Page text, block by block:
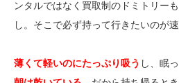
ンタルではなく買取制のドミトリー
し。そこで必ず持って行きたいのが速
薄くて軽いのにたっぷり吸う し、眠